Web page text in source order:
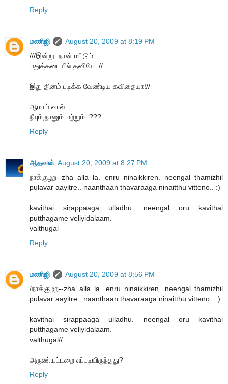
Reply
மணிஜி
August 20, 2009 at 8:19 PM
///இன்று..நான் மட்டும்
மதுக்கடையில் தனியே..//
இது தினம் படிக்க வேண்டிய கவிதையா!//
ஆமாம் வால்
நீயும்,நானும் மற்றும்..???
Reply
ஆதவன் August 20, 2009 at 8:27 PM
நாக்குழற--zha alla la. enru ninaikkiren. neengal thamizhil
pulavar aayitre.. naanthaan thavaraaga ninaitthu vitteno.. :)
kavithai sirappaaga ulladhu. neengal oru kavithai
putthagame veliyidalaam.
valthugal
Reply
மணிஜி
August 20, 2009 at 8:56 PM
/நாக்குழற--zha alla la. enru ninaikkiren. neengal thamizhil
pulavar aayitre.. naanthaan thavaraaga ninaitthu vitteno.. :)
kavithai sirappaaga ulladhu. neengal oru kavithai
putthagame veliyidalaam.
valthugal//
அருண்.பட்டறை எப்படியிருந்தது?
Reply